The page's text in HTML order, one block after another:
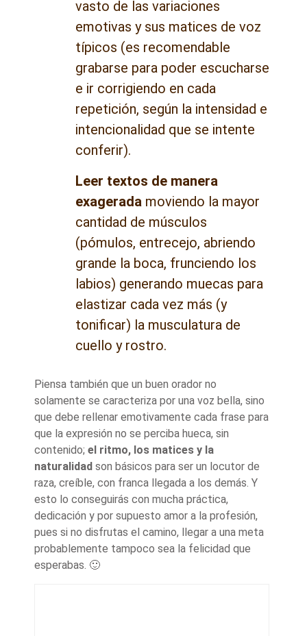
vasto de las variaciones
emotivas y sus matices de voz
típicos (es recomendable
grabarse para poder escucharse
e ir corrigiendo en cada
repetición, según la intensidad e
intencionalidad que se intente
conferir).
Leer textos de manera
exagerada moviendo la mayor
cantidad de músculos
(pómulos, entrecejo, abriendo
grande la boca, frunciendo los
labios) generando muecas para
elastizar cada vez más (y
tonificar) la musculatura de
cuello y rostro.
Piensa también que un buen orador no
solamente se caracteriza por una voz bella, sino
que debe rellenar emotivamente cada frase para
que la expresión no se perciba hueca, sin
contenido; el ritmo, los matices y la
naturalidad son básicos para ser un locutor de
raza, creíble, con franca llegada a los demás. Y
esto lo conseguirás con mucha práctica,
dedicación y por supuesto amor a la profesión,
pues si no disfrutas el camino, llegar a una meta
probablemente tampoco sea la felicidad que
esperabas. 🙂